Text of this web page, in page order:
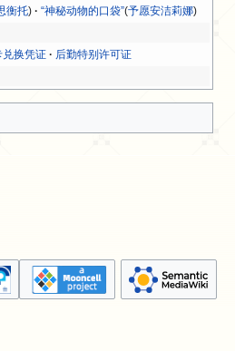
衡托) “神秘动物的口袋”(予愿安洁莉娜)
兑换凭证
后勤特别许可证